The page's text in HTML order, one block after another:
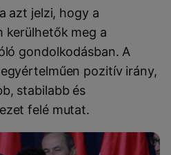
azt jelzi, hogy a
kerülhetők meg a
gondolkodásban. A
pozitív irány,
stabilabb és
felé mutat.